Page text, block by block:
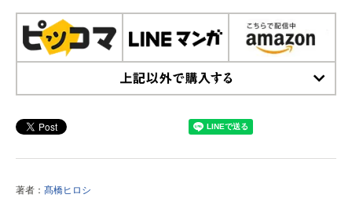
著者： 髙橋ヒロシ